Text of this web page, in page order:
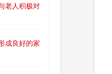
老人积极对
成良好的家